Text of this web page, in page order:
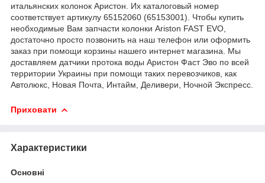
итальянских колонок Аристон. Их каталоговый номер
соответствует артикулу 65152060 (65153001). Чтобы купить
необходимые Вам запчасти колонки Ariston FAST EVO,
достаточно просто позвонить на наш телефон или оформить
заказ при помощи корзины нашего интернет магазина. Мы
доставляем датчики протока воды Аристон Фаст Эво по всей
территории Украины при помощи таких перевозчиков, как
Автолюкс, Новая Почта, Интайм, Деливери, Ночной Экспресс.
Приховати
Характеристики
Основні